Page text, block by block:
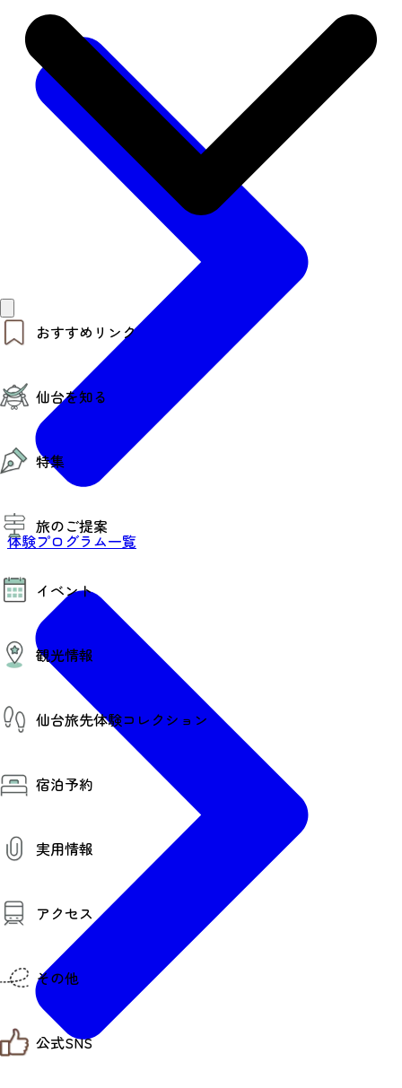
おすすめリンク
仙台夜時間
モデルコース
エリアガイド
お得なチケット
仙台を知る
エリアガイド
復興に向けて
仙台から行く東北周遊旅
伝統的工芸品
特集
夜時間トピックス
旅のご提案
AIおまかせコース
オリジナルプラン
みんなの旅行記
イベント
その他イベント情報（音楽・展示会）
スポーツ情報
コンベンション情報
観光情報
観光スポット
温泉
季節のイベント
プロスポーツチーム・プロオーケストラ
仙台の銘品
仙台観光マップ
仙台旅先体験コレクション
仙台旅先体験コレクション
体験プログラム検索（予約）
体験事業者からのお知らせ
体験事業者
宿泊予約
実用情報
お役立ち情報
観光アプリ
仙台観光マップ
アクセス
仙台までの経路検索
市内の交通情報
お得なチケット
その他
お知らせ
お問い合わせ
公式SNS
体験プログラム一覧